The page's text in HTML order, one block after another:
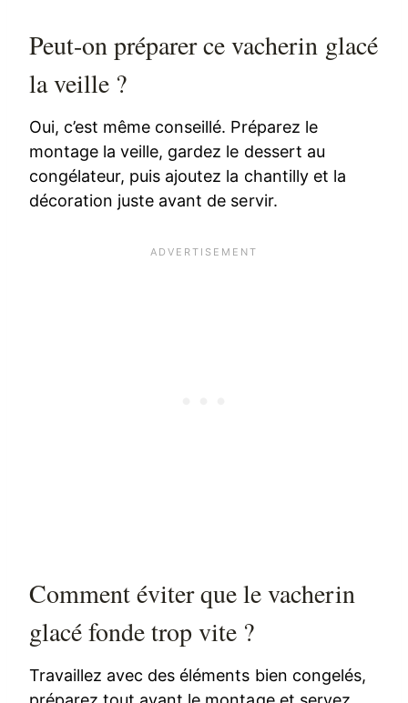
Peut-on préparer ce vacherin glacé
la veille ?
Oui, c’est même conseillé. Préparez le
montage la veille, gardez le dessert au
congélateur, puis ajoutez la chantilly et la
décoration juste avant de servir.
Comment éviter que le vacherin
glacé fonde trop vite ?
Travaillez avec des éléments bien congelés,